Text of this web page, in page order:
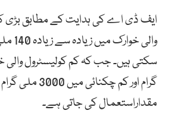
ایف ڈی اے کی ہدایت کے مطابق بڑی
والی
گرام اور کم
مقداراستعمال کی جاتی ہے۔